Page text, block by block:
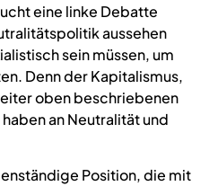
eine linke Debatte
aussehen
sein müssen, um
Denn der Kapitalismus,
oben beschriebenen
an Neutralität und
Position, die mit